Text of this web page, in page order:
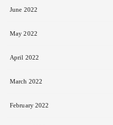
June 2022
May 2022
April 2022
March 2022
February 2022